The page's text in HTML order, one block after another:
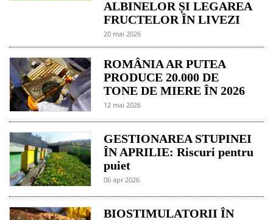
ALBINELOR ȘI LEGAREA
FRUCTELOR ÎN LIVEZI
20 mai 2026
ROMÂNIA AR PUTEA
PRODUCE 20.000 DE
TONE DE MIERE ÎN 2026
12 mai 2026
GESTIONAREA STUPINEI
ÎN APRILIE: Riscuri pentru
puiet
06 apr 2026
BIOSTIMULATORII ÎN